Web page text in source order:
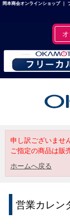
岡本商会オンラインショップ ｜
申し訳ございませ
ご指定の商品は販
ホームへ戻る
営業カレン